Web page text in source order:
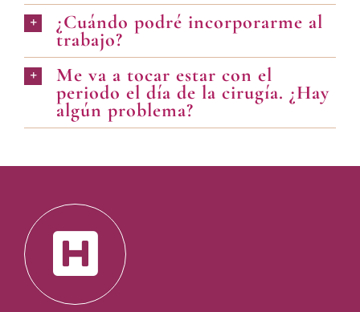
¿Cuándo podré incorporarme al
trabajo?
Me va a tocar estar con el
periodo el día de la cirugía. ¿Hay
algún problema?